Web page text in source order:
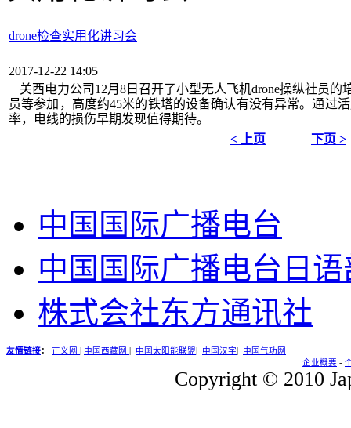
drone检查实用化讲习会
2017-12-22 14:05
关西电力公司12月8日召开了小型无人飞机drone操纵社员
员等参加，高度约45米的铁塔的设备确认有没有异常。通过
率，电线的损伤早期发现值得期待。
< 上页
下页 >
中国国际广播电台
中国国际广播电台日语
株式会社东方通讯社
友情链接： 正义网 中国西藏网 中国太阳能联盟 中国汉字
中国气功网
企业概要 -
Copyright © 2010